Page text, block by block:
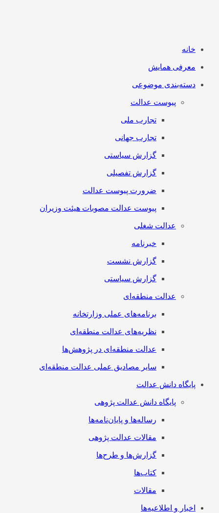
خانه
معرفی همایش
دسته‌بندی موضوعی
پیوست عدالت
تجارب ملی
تجارب جهانی
گزارش سیاستی
گزارش تفصیلی
ضرورت پیوست عدالت
پیوست عدالت مصوبات هیئت وزیران
عدالت شغلی
خبرنامه
گزارش نشست
گزارش سیاستی
عدالت منطقه‌ای
برنامه‌های عملی وزارتخانه
نظریه‌های عدالت منطقه‌ای
عدالت منطقه‌ای در پژوهش‌ها
سایر مصادیق عملی عدالت منطقه‌ای
پایگاه دانش عدالت
پایگاه دانش عدالت پژوهی
رساله‌ها و پایان‌نامه‌ها
مقالات عدالت پژوهی
گزارش‌ها و طرح‌ها
کتاب‌ها
مقالات
اخبار و اطلاعیه‌ها